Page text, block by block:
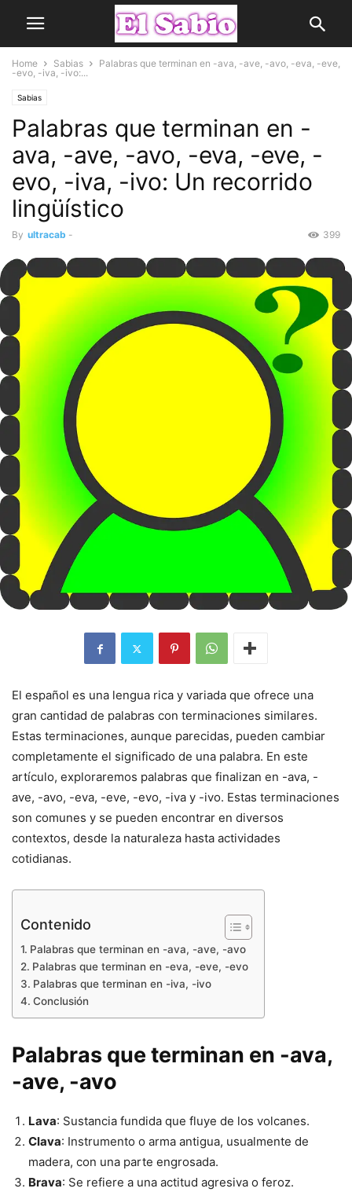
Home Sabias
Palabras que terminan en -ava, -ave, -avo, -eva, -eve,
-evo, -iva, -ivo:...
Sabias
Palabras que terminan en -
ava, -ave, -avo, -eva, -eve, -
evo, -iva, -ivo: Un recorrido
lingüístico
By ultracab - 399
El español es una lengua rica y variada que ofrece una
gran cantidad de palabras con terminaciones similares.
Estas terminaciones, aunque parecidas, pueden cambiar
completamente el significado de una palabra. En este
artículo, exploraremos palabras que finalizan en -ava, -
ave, -avo, -eva, -eve, -evo, -iva y -ivo. Estas terminaciones
son comunes y se pueden encontrar en diversos
contextos, desde la naturaleza hasta actividades
cotidianas.
Contenido
Palabras que terminan en -ava, -ave, -avo
Palabras que terminan en -eva, -eve, -evo
Palabras que terminan en -iva, -ivo
Conclusión
Palabras que terminan en -ava,
-ave, -avo
Lava: Sustancia fundida que fluye de los volcanes.
Clava: Instrumento o arma antigua, usualmente de
madera, con una parte engrosada.
Brava: Se refiere a una actitud agresiva o feroz.